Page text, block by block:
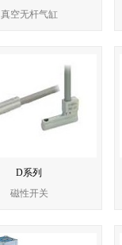
真空无杆气缸
D系列
磁性开关